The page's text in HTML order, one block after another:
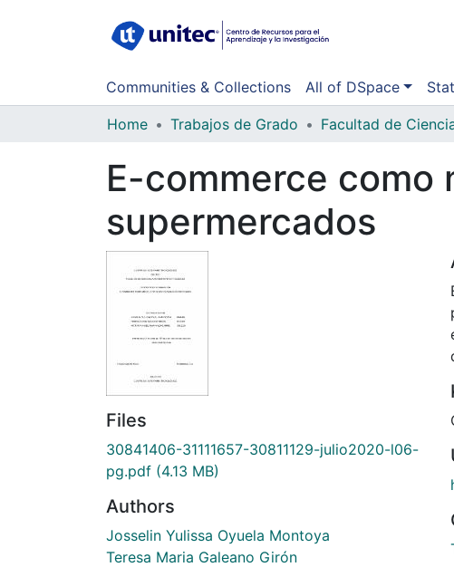
Communities & Collections All of DSpace
Home Trabajos de Grado
E-commerce como
supermercados
Files
30841406-31111657-30811129-julio2020-l06-
pg.pdf (4.13 MB)
Authors
Josselin Yulissa Oyuela Montoya
Teresa Maria Galeano Girón